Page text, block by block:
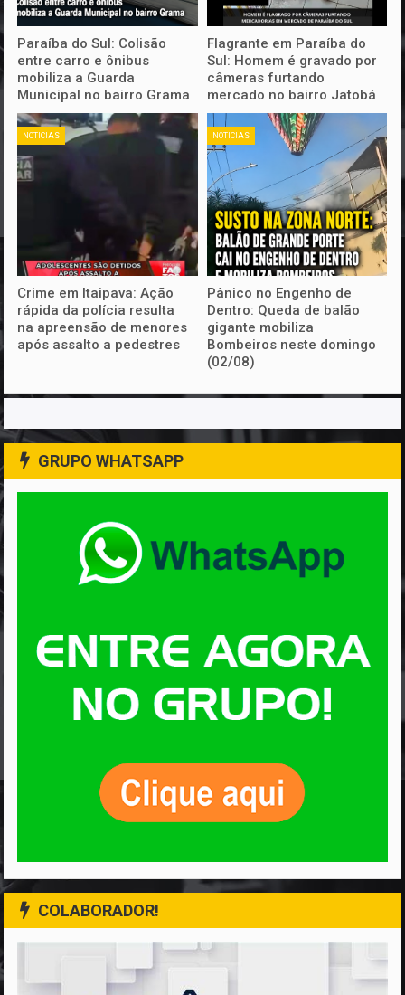
Paraíba do Sul: Colisão
entre carro e ônibus
mobiliza a Guarda
Municipal no bairro Grama
Flagrante em Paraíba do
Sul: Homem é gravado por
câmeras furtando
mercado no bairro Jatobá
NOTICIAS
Crime em Itaipava: Ação
rápida da polícia resulta
na apreensão de menores
após assalto a pedestres
NOTICIAS
Pânico no Engenho de
Dentro: Queda de balão
gigante mobiliza
Bombeiros neste domingo
(02/08)
GRUPO WHATSAPP
COLABORADOR!